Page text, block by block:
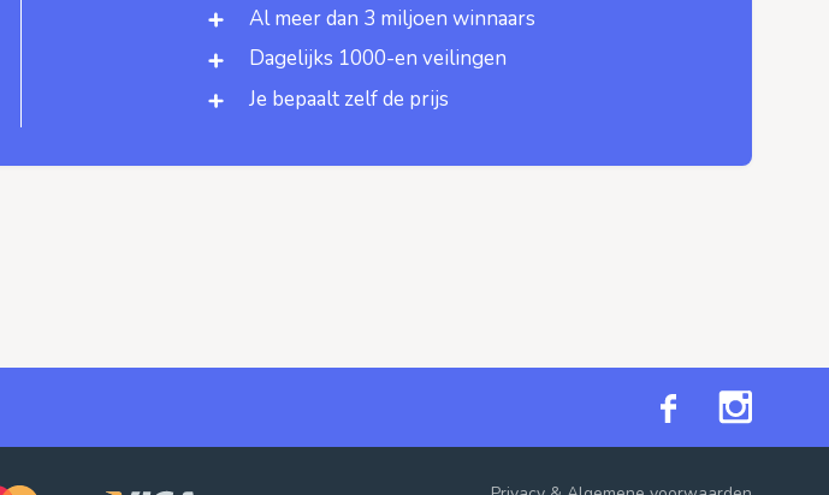
Al meer dan 3 miljoen winnaars
Dagelijks 1000-en veilingen
Je bepaalt zelf de prijs